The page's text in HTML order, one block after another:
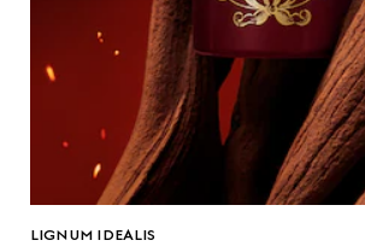
LIGNUM IDEALIS